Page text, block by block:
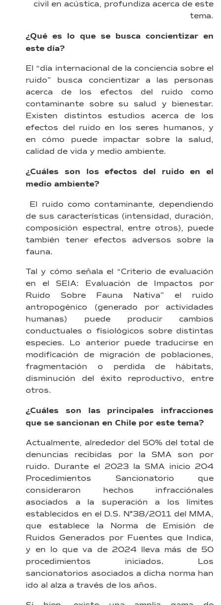
civil en acústica, profundiza acerca de este
tema.
¿Qué es lo que se busca concientizar en
este día?
El “día internacional de la conciencia sobre el
ruido” busca concientizar a las personas
acerca de los efectos del ruido como
contaminante sobre su salud y bienestar.
Existen distintos estudios acerca de los
efectos del ruido en los seres humanos, y
en cómo puede impactar sobre la salud,
calidad de vida y medio ambiente.
¿Cuáles son los efectos del ruido en el
medio ambiente?
El ruido como contaminante, dependiendo
de sus características (intensidad, duración,
composición espectral, entre otros), puede
también tener efectos adversos sobre la
fauna.
Tal y cómo señala el “Criterio de evaluación
en el SEIA: Evaluación de Impactos por
Ruido Sobre Fauna Nativa” el ruido
antropogénico (generado por actividades
humanas) puede producir cambios
conductuales o fisiológicos sobre distintas
especies. Lo anterior puede traducirse en
modificación de migración de poblaciones,
fragmentación o perdida de hábitats,
disminución del éxito reproductivo, entre
otros.
¿Cuáles son las principales infracciones
que se sancionan en Chile por este tema?
Actualmente, alrededor del 50% del total de
denuncias recibidas por la SMA son por
ruido. Durante el 2023 la SMA inicio 204
Procedimientos Sancionatorio que
consideraron hechos infracciónales
asociados a la superación a los límites
establecidos en el D.S. N°38/2011 del MMA,
que establece la Norma de Emisión de
Ruidos Generados por Fuentes que Indica,
y en lo que va de 2024 lleva más de 50
procedimientos iniciados. Los
sancionatorios asociados a dicha norma han
ido al alza a través de los años.